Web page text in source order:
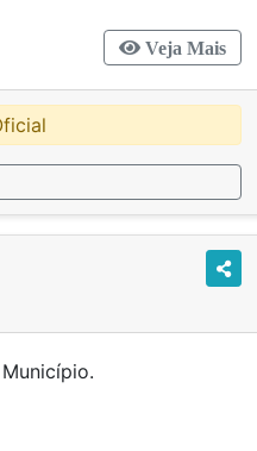
Veja Mais
do Município.